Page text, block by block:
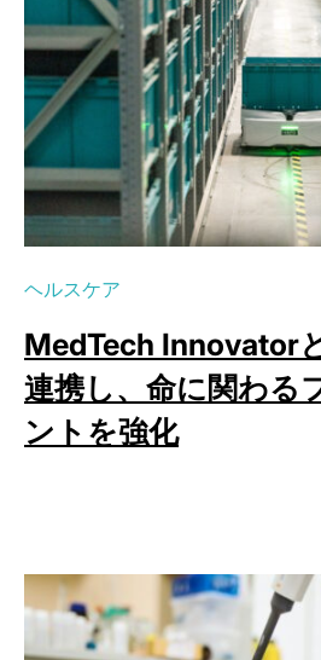
ヘルスケア
MedTech Innovator
連携し、命に関わる
ントを強化